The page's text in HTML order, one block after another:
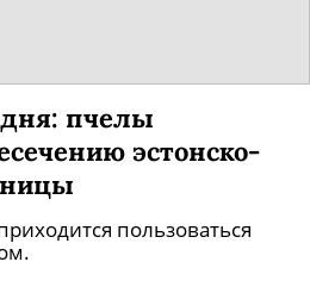
пчелы
эстонско-
пользоваться